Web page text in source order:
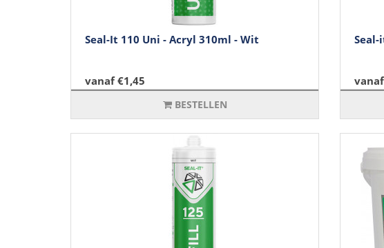
Seal-It 110 Uni - Acryl 310ml - Wit
vanaf €1,45
BESTELLEN
Seal-